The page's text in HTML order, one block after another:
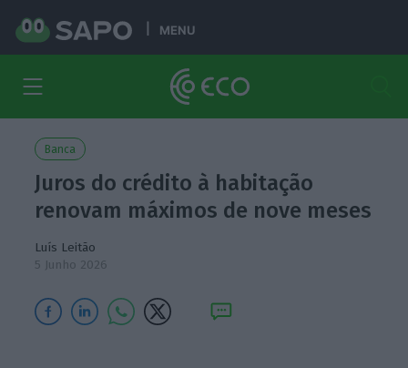
MENU
Banca
Juros do crédito à habitação
renovam máximos de nove meses
Luís Leitão
5 Junho 2026